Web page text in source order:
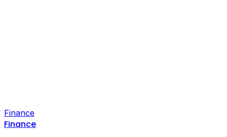
Finance
Finance